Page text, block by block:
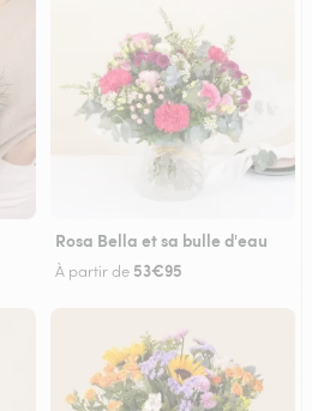
Rosa Bella et sa bulle d'eau
À partir de 53€95